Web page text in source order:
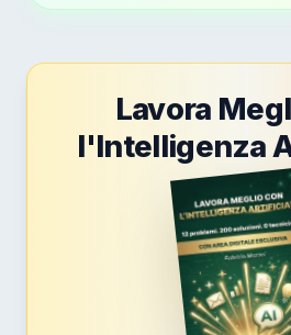
Lavora
l'Intelligenza